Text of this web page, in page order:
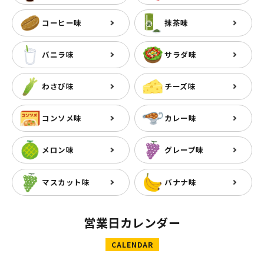
コーヒー味 抹茶味
バニラ味 サラダ味
わさび味 チーズ味
コンソメ味 カレー味
メロン味 グレープ味
マスカット味 バナナ味
営業日カレンダー
CALENDAR